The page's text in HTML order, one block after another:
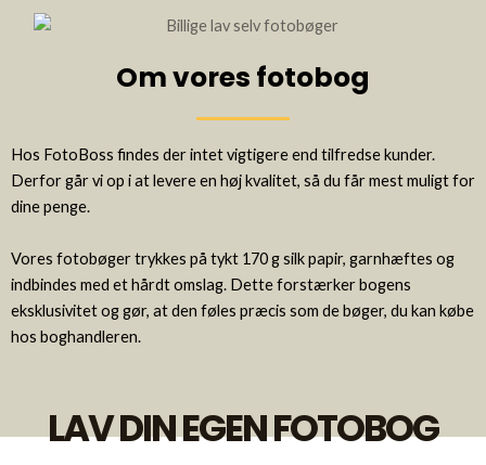
Om vores fotobog
Hos FotoBoss findes der intet vigtigere end tilfredse kunder.
Derfor går vi op i at levere en høj kvalitet, så du får mest muligt for
dine penge.
Vores fotobøger trykkes på tykt 170 g silk papir, garnhæftes og
indbindes med et hårdt omslag. Dette forstærker bogens
eksklusivitet og gør, at den føles præcis som de bøger, du kan købe
hos boghandleren.
LAV DIN EGEN FOTOBOG